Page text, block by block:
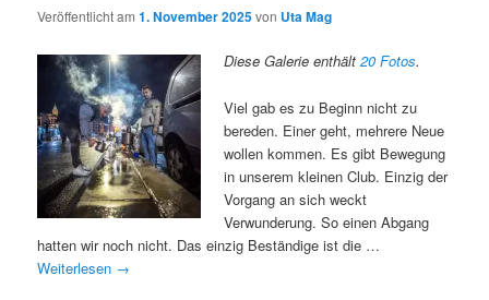
Veröffentlicht am1. November 2025von Uta Mag
Diese Galerie enthält20 Fotos.
Viel gab es zu Beginn nicht zu
bereden. Einer geht, mehrere Neue
wollen kommen. Es gibt Bewegung
in unserem kleinen Club. Einzig der
Vorgang an sich weckt
Verwunderung. So einen Abgang
hatten wir noch nicht. Das einzig Beständige ist die …
Weiterlesen →